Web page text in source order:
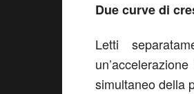
Due curve di
Letti
simultaneo della